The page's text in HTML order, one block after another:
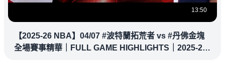
13:50
【2025-26 NBA】04/07 #波特蘭拓荒者 vs #丹佛金塊
全場賽事精華｜FULL GAME HIGHLIGHTS｜2025-26